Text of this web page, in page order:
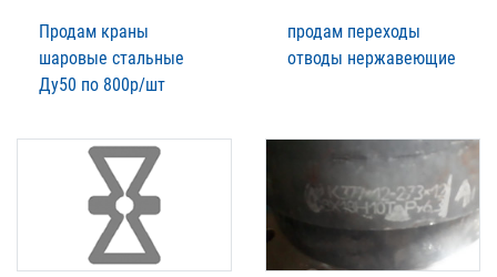
Продам краны
шаровые стальные
Ду50 по 800р/шт
продам переходы
отводы нержавеющие